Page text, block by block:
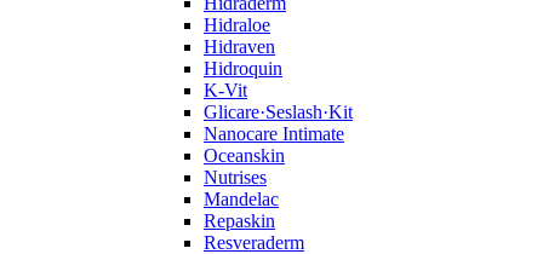
Hidraloe
Hidraven
Hidroquin
K-Vit
Glicare·Seslash·Kit
Nanocare Intimate
Oceanskin
Nutrises
Mandelac
Repaskin
Resveraderm